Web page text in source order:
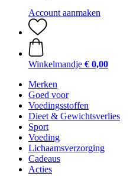
Account aanmaken
Winkelmandje € 0,00
Merken
Goed voor
Voedingsstoffen
Dieet & Gewichtsverlies
Sport
Voeding
Lichaamsverzorging
Cadeaus
Acties